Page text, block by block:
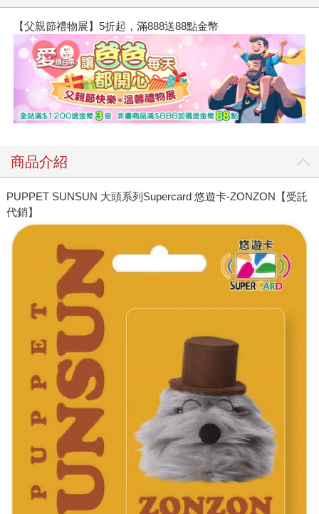
【父親節禮物展】5折起，滿888送88點金幣
商品介紹
PUPPET SUNSUN 大頭系列Supercard 悠遊卡-ZONZON【受託
代銷】